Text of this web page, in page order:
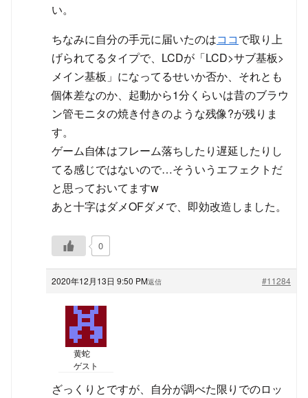
い。
ちなみに自分の手元に届いたのはココで取り上
げられてるタイプで、LCDが「LCD>サブ基板>
メイン基板」になってるせいか否か、それとも
個体差なのか、起動から1分くらいは昔のブラウ
ン管モニタの焼き付きのような残像?が残りま
す。
ゲーム自体はフレーム落ちしたり遅延したりし
てる感じではないので…そういうエフェクトだ
と思っておいてますw
あと十字はダメOFダメで、即効改造しました。
0
2020年12月13日 9:50 PM #11284
返信
黄蛇
ゲスト
ざっくりとですが、自分が調べた限りでのロッ